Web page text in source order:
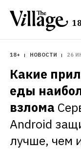
18+ НОВОСТИ 26
Какие
еды
взлома
Android
лучше, чем